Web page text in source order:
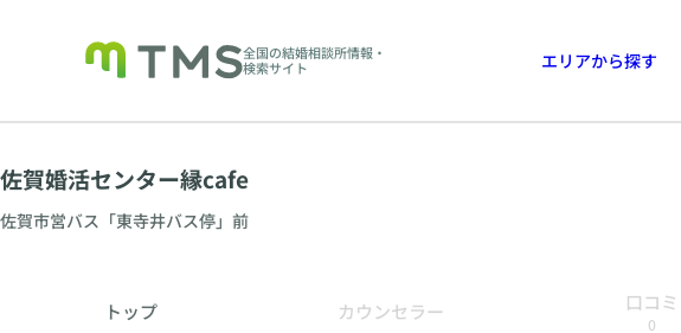
全国の結婚相談所情報・
検索サイト
エリアから探す
佐賀婚活センター縁cafe
佐賀市営バス「東寺井バス停」前
トップ カウンセラー 口コミ
0